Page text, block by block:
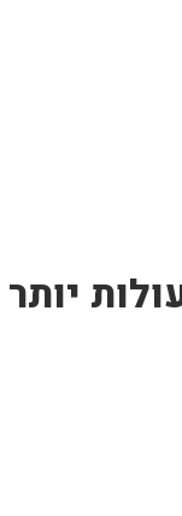
יותר